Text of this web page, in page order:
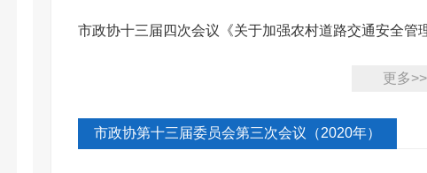
市政协十三届四次会议《关于加强农村道路交通安全管
更多>>
市政协第十三届委员会第三次会议（2020年）